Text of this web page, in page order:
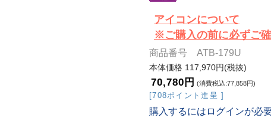
アイコンについて
※ご購入の前に必ずご
商品番号 ATB-179U
本体価格 117,970円(税抜)
70,780円 (消費税込:77,858円)
[708ポイント進呈 ]
購入するにはログインが必